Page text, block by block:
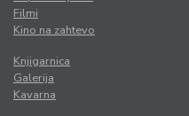
Filmi
Kino na zahtevo
Knjigarnica
Galerija
Kavarna